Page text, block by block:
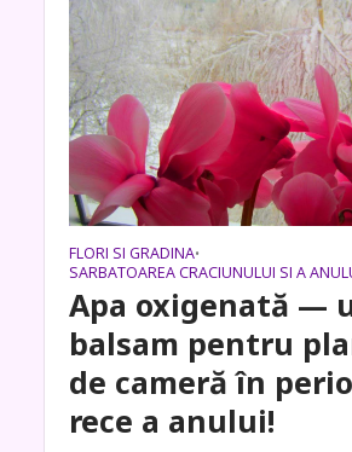
FLORI SI GRADINA•
SARBATOAREA CRACIUNULUI SI A
Apa oxigenată —
balsam pentru
de cameră în
rece a anului!